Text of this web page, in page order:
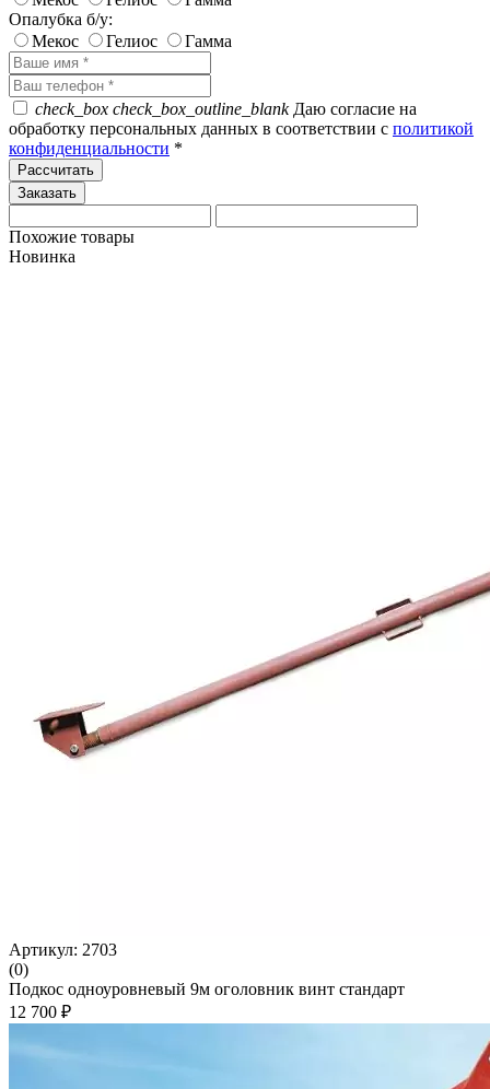
Опалубка б/у:
Мекос
Гелиос Гамма
check_box check_box_outline_blankДаю согласие на
обработку персональных данных в соответствии с политикой
конфиденциальности *
Рассчитать
Похожие товары
Новинка
Артикул: 2703
(0)
Подкос одноуровневый 9м оголовник винт стандарт
12 700 ₽